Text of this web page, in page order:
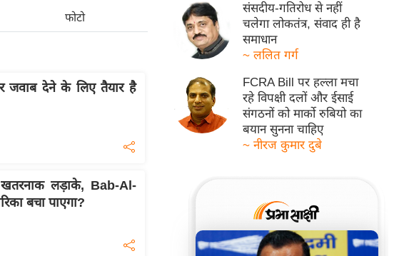
फोटो
जवाब देने के लिए तैयार है
लड़ाके, Bab-Al-
बचा पाएगा?
संसदीय-गतिरोध से नहीं
चलेगा लोकतंत्र, संवाद ही है
समाधान
~ ललित गर्ग
FCRA Bill पर हल्ला मचा
रहे विपक्षी दलों और ईसाई
संगठनों को मार्को रुबियो का
बयान सुनना चाहिए
~ नीरज कुमार दुबे